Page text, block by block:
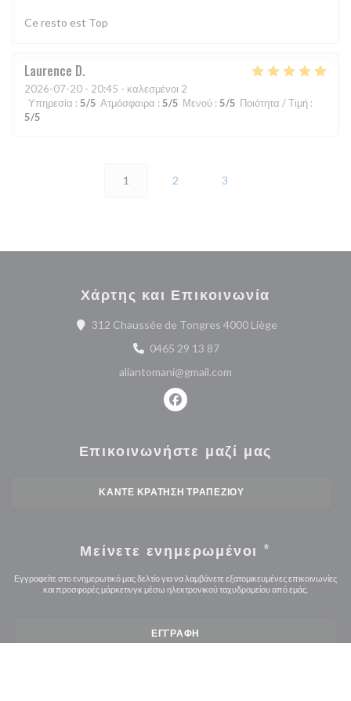
Ce resto est Top
Laurence D
2026-07-20 - 20:45 - καλεσμένοι 2
Υπηρεσία : 5/5 Ατμόσφαιρα : 5/5 Μενού : 5/5 Ποιότητα / Τιμή :
5/5
1 2 3
Χάρτης και Επικοινωνία
312 Chaussée de Tongres 4000 Liège
0465 29 13 87
aliantomani@gmail.com
Facebook ((ανοίγει σε νέο
Επικοινωνήστε μαζί μας
ΚΆΝΤΕ ΚΡΆΤΗΣΗ ΤΡΑΠΕΖΙΟΎ
Μείνετε ενημερωμένοι *
Εγγραφείτε στο ενημερωτικό μας δελτίο για να λαμβάνετε εξατομικευμένες επικοινωνίες
και προσφορές μάρκετινγκ μέσω ηλεκτρονικού ταχυδρομείου από εμάς.
ΕΓΓΡΑΦΉ